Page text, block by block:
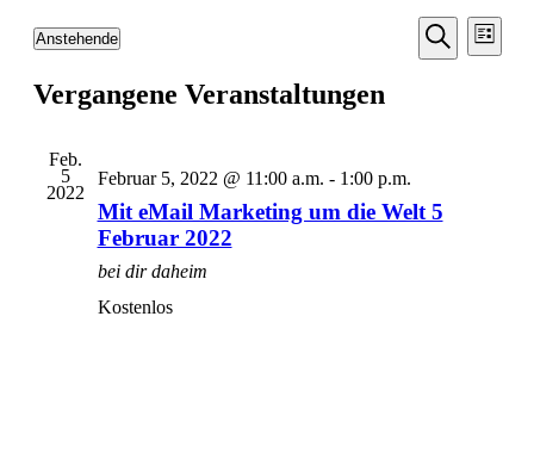
Suche
Suche
Liste
Anstehende
wählen.
Vergangene Veranstaltungen
Feb.
5
2022
Februar 5, 2022 @ 11:00 a.m. - 1:00 p.m.
Mit eMail Marketing um die Welt 5
Februar 2022
bei dir daheim
Kostenlos